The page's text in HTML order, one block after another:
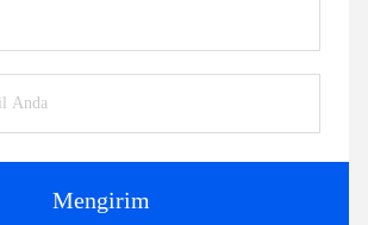
Mengirim